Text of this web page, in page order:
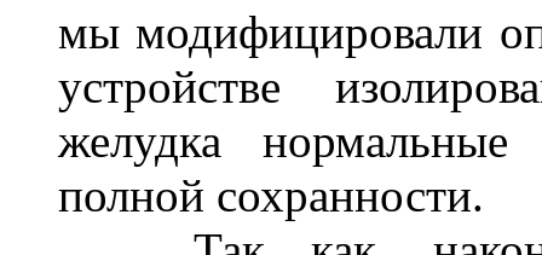
мы модифицировали
устройстве
желудка
полной сохранности.